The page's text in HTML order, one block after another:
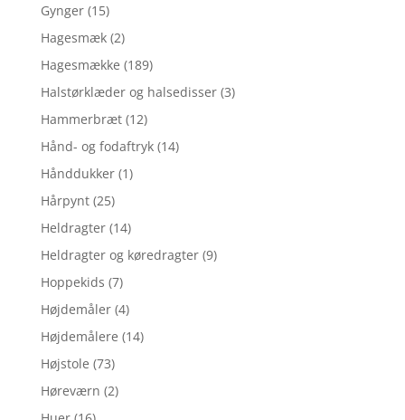
Gynger (15)
Hagesmæk (2)
Hagesmække (189)
Halstørklæder og halsedisser (3)
Hammerbræt (12)
Hånd- og fodaftryk (14)
Hånddukker (1)
Hårpynt (25)
Heldragter (14)
Heldragter og køredragter (9)
Hoppekids (7)
Højdemåler (4)
Højdemålere (14)
Højstole (73)
Høreværn (2)